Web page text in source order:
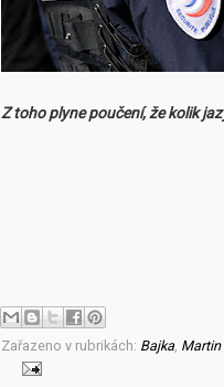
Z toho plyne poučení, že kolik
Zařazeno v rubrikách: Bajka, Martin